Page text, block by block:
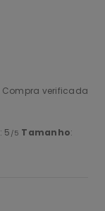
Compra verificada
: 5 /5 Tamanho: